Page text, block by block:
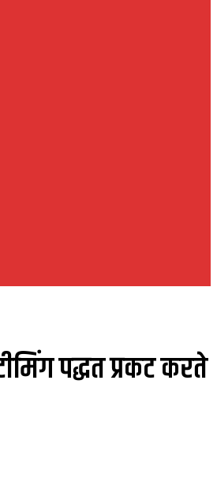
पद्धत प्रकट करते